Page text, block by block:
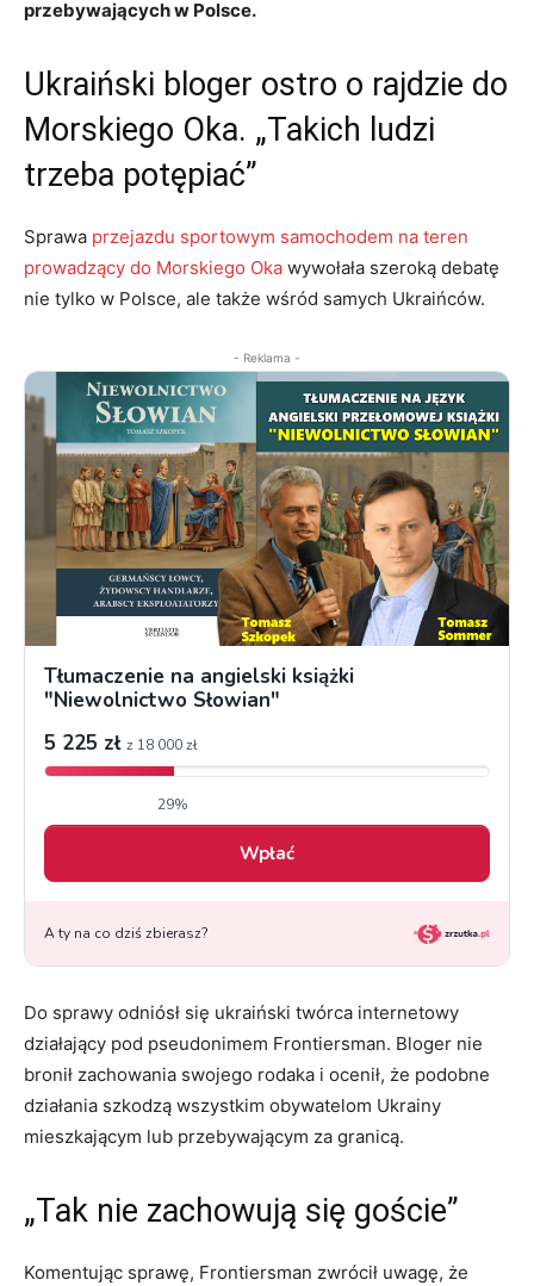
przebywających w Polsce.
Ukraiński bloger ostro o rajdzie do
Morskiego Oka. „Takich ludzi
trzeba potępiać”
Sprawa przejazdu sportowym samochodem na teren
prowadzący do Morskiego Oka wywołała szeroką debatę
nie tylko w Polsce, ale także wśród samych Ukraińców.
- Reklama -
Do sprawy odniósł się ukraiński twórca internetowy
działający pod pseudonimem Frontiersman. Bloger nie
bronił zachowania swojego rodaka i ocenił, że podobne
działania szkodzą wszystkim obywatelom Ukrainy
mieszkającym lub przebywającym za granicą.
„Tak nie zachowują się goście”
Komentując sprawę, Frontiersman zwrócił uwagę, że